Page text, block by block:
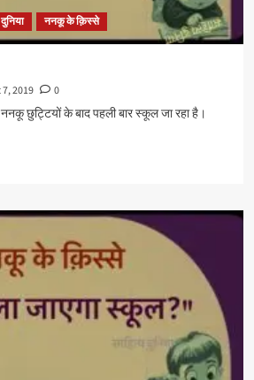
ननकू के क़िस्से
2019
0
छुट्टियों के बाद पहली बार स्कूल जा रहा है।